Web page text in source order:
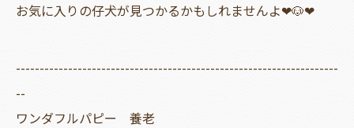
お気に入りの仔犬が見つかるかもしれませんよ❤🐶❤
--------------------------------------------------------------------
--
ワンダフルパピー 養老